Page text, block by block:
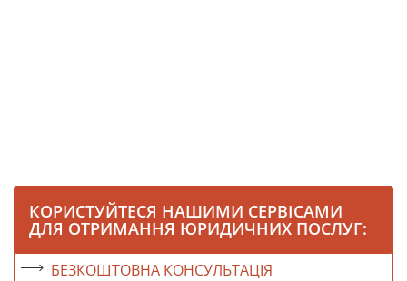
КОРИСТУЙТЕСЯ НАШИМИ СЕРВІСАМИ
ДЛЯ ОТРИМАННЯ ЮРИДИЧНИХ ПОСЛУГ:
БЕЗКОШТОВНА КОНСУЛЬТАЦІЯ